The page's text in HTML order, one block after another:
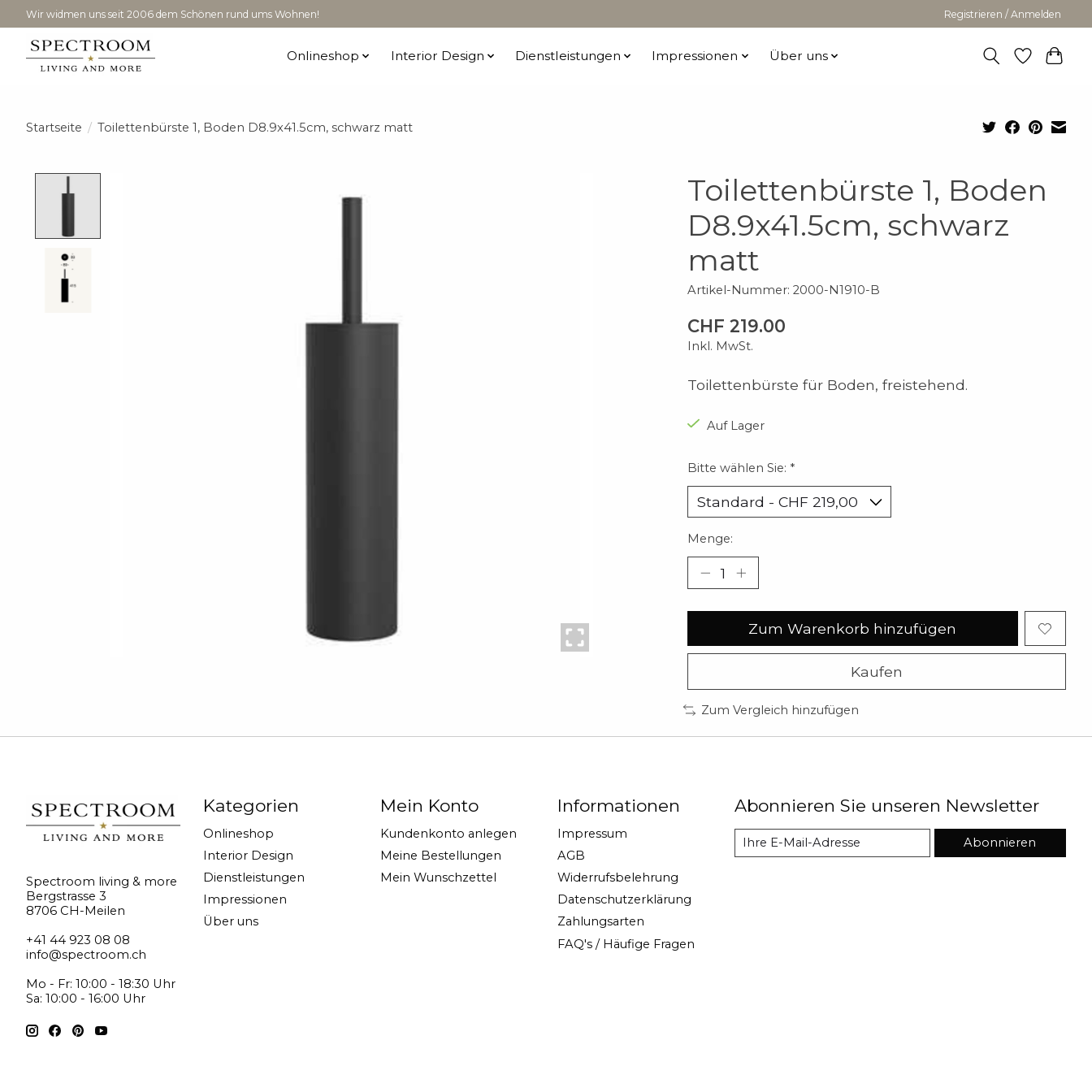
Wir widmen uns seit 2006 dem Schönen rund ums Wohnen! Registrieren / Anmelden
Onlineshop Interior Design Dienstleistungen Impressionen Über uns
Startseite / Toilettenbürste 1, Boden D8.9x41.5cm, schwarz matt
Toilettenbürste 1, Boden
D8.9x41.5cm, schwarz
matt
Artikel-Nummer: 2000-N1910-B
CHF 219.00
Inkl. MwSt.
Toilettenbürste für Boden, freistehend.
Auf Lager
Bitte wählen Sie: *
Menge:
Zum Warenkorb hinzufügen
Kaufen
Zum Vergleich hinzufügen
Spectroom living & more
Bergstrasse 3
8706 CH-Meilen
+41 44 923 08 08
info@spectroom.ch
Mo - Fr: 10:00 - 18:30 Uhr
Sa: 10:00 - 16:00 Uhr
Kategorien
Onlineshop
Interior Design
Dienstleistungen
Impressionen
Über uns
Mein Konto
Kundenkonto anlegen
Meine Bestellungen
Mein Wunschzettel
Informationen
Impressum
AGB
Widerrufsbelehrung
Datenschutzerklärung
Zahlungsarten
FAQ's / Häufige Fragen
Abonnieren Sie unseren Newsletter
Abonnieren